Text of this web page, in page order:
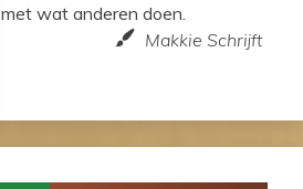
met wat anderen doen.
Makkie Schrijft